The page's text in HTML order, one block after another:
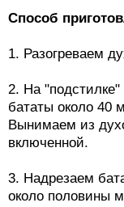
Способ
1. Разогреваем
2. На "подстилке"
бататы около 40
Вынимаем из
включенной.
3. Надрезаем
около половины